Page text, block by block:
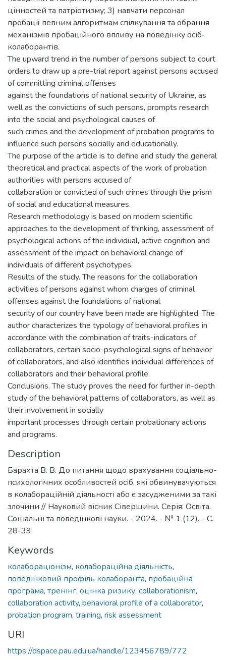
цінностей та патріотизму; 3) навчати персонал
пробації певним алгоритмам спілкування та обрання
механізмів пробаційного впливу на поведінку осіб-
колаборантів.
The upward trend in the number of persons subject to court
orders to draw up a pre-trial report against persons accused
of committing criminal offenses
against the foundations of national security of Ukraine, as
well as the convictions of such persons, prompts research
into the social and psychological causes of
such crimes and the development of probation programs to
influence such persons socially and educationally.
The purpose of the article is to define and study the general
theoretical and practical aspects of the work of probation
authorities with persons accused of
collaboration or convicted of such crimes through the prism
of social and educational measures.
Research methodology is based on modern scientific
approaches to the development of thinking, assessment of
psychological actions of the individual, active cognition and
assessment of the impact on behavioral change of
individuals of different psychotypes.
Results of the study. The reasons for the collaboration
activities of persons against whom charges of criminal
offenses against the foundations of national
security of our country have been made are highlighted. The
author characterizes the typology of behavioral profiles in
accordance with the combination of traits-indicators of
collaborators, certain socio-psychological signs of behavior
of collaborators, and also identifies individual differences of
collaborators and their behavioral profile.
Conclusions. The study proves the need for further in-depth
study of the behavioral patterns of collaborators, as well as
their involvement in socially
important processes through certain probationary actions
and programs.
Description
Барахта В. В. До питання щодо врахування соціально-
психологічних особливостей осіб, які обвинувачуються
в колабораційній діяльності або є засудженими за такі
злочини // Науковий вісник Сіверщини. Серія: Освіта.
Соціальні та поведінкові науки. - 2024. - № 1 (12). - С.
28-39.
Keywords
колабораціонізм, колабораційна діяльність,
поведінковий профіль колаборанта, пробаційна
програма, тренінг, оцінка ризику, collaborationism,
collaboration activity, behavioral profile of a collaborator,
probation program, training, risk assessment
URI
https://dspace.pau.edu.ua/handle/123456789/772